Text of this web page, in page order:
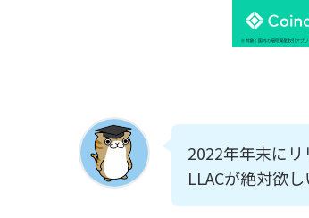
2022年年末にリ
LLACが絶対欲し